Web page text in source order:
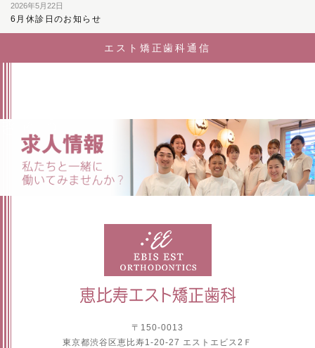
2026年5月22日
6月休診日のお知らせ
エスト矯正歯科通信
〒150-0013
東京都渋谷区恵比寿1-20-27 エストエビス2Ｆ